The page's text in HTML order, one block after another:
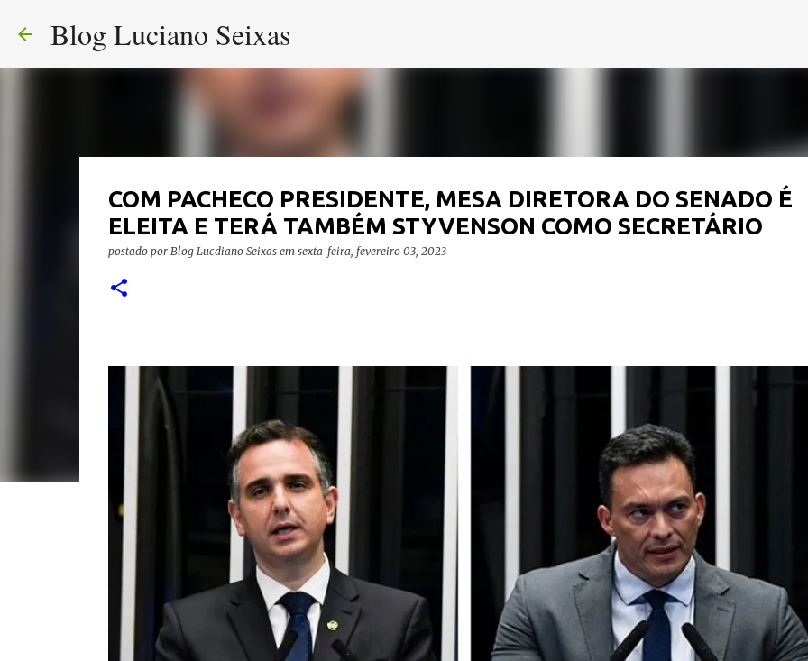
Blog Luciano Seixas
COM PACHECO PRESIDENTE, MESA DIRETORA DO SENADO É
ELEITA E TERÁ TAMBÉM STYVENSON COMO SECRETÁRIO
postado por Blog Lucdiano Seixas em sexta-feira, fevereiro 03, 2023